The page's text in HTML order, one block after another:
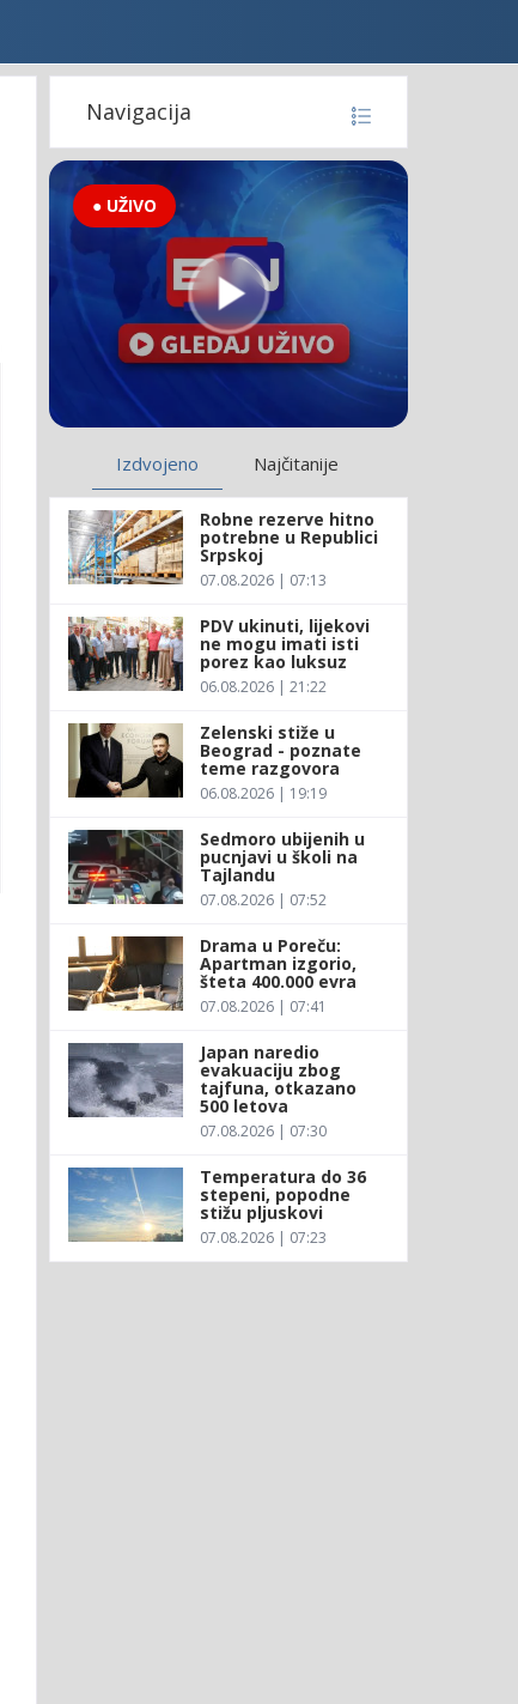
Navigacija
● UŽIVO
Izdvojeno Najčitanije
Robne rezerve hitno
potrebne u Republici
Srpskoj
07.08.2026 | 07:13
PDV ukinuti, lijekovi
ne mogu imati isti
porez kao luksuz
06.08.2026 | 21:22
Zelenski stiže u
Beograd - poznate
teme razgovora
06.08.2026 | 19:19
Sedmoro ubijenih u
pucnjavi u školi na
Tajlandu
07.08.2026 | 07:52
Drama u Poreču:
Apartman izgorio,
šteta 400.000 evra
07.08.2026 | 07:41
Japan naredio
evakuaciju zbog
tajfuna, otkazano
500 letova
07.08.2026 | 07:30
Temperatura do 36
stepeni, popodne
stižu pljuskovi
07.08.2026 | 07:23